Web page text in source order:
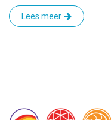
Lees meer